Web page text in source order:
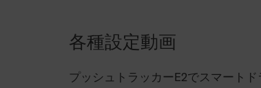
各種設定動画
プッシュトラッカーE2でスマート